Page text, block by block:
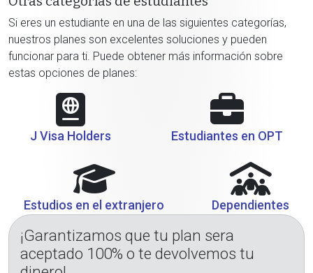
Si eres un estudiante en una de las siguientes categorías,
nuestros planes son excelentes soluciones y pueden
funcionar para ti. Puede obtener más información sobre
estas opciones de planes:
J Visa Holders Estudiantes en OPT
Estudios en el extranjero Dependientes
¡Garantizamos que tu plan sera
aceptado 100% o te devolvemos tu